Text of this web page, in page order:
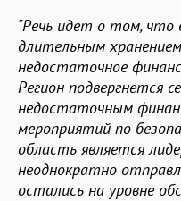
"Речь идет о том, что
длительным
недостаточное
Регион подвергнется
недостаточным
мероприятий по
область является
неоднократно
остались на уровне